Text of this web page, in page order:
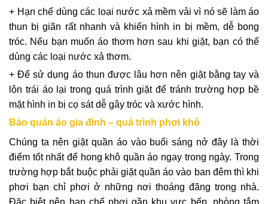
+ Hạn chế dùng các loại nước xả mềm vải vì nó sẽ làm áo
thun bị giãn rất nhanh và khiến hình in bị mềm, dễ bong
tróc. Nếu bạn muốn áo thơm hơn sau khi giặt, bạn có thể
dùng các loại nước xả thơm.
+ Để sử dụng áo thun được lâu hơn nên giặt bằng tay và
lộn trái áo lại trong quá trình giặt để tránh trường hợp bề
mặt hình in bị cọ sát dễ gây tróc và xước hình.
Bảo quản áo gia đình – quá trình phơi khô
Chúng ta nên giặt quần áo vào buổi sáng nở đây là thời
điểm tốt nhất để hong khô quần áo ngay trong ngày. Trong
trường hợp bắt buộc phải giặt quần áo vào ban đêm thì khi
phơi bạn chỉ phơi ở những nơi thoáng đãng trong nhà.
Đặc biệt nên hạn chế phơi gần khu vực bếp, phòng tắm